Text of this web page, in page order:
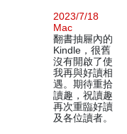
2023/7/18
Mac
翻書抽屜內的
Kindle，很舊
沒有開啟了使
我再與好讀相
遇。期待重拾
讀趣，祝讀趣
再次重臨好讀
及各位讀者。